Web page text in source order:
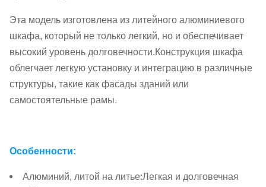
Эта модель изготовлена из литейного алюминиевого
шкафа, который не только легкий, но и обеспечивает
высокий уровень долговечности.Конструкция шкафа
облегчает легкую установку и интеграцию в различные
структуры, такие как фасады зданий или
самостоятельные рамы.
Особенности:
Алюминий, литой на литье:Легкая и долговечная